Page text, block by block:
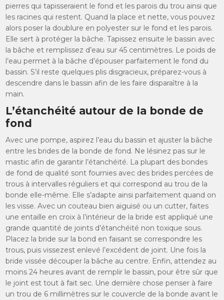
pierres qui tapisseraient le fond et les parois du trou ainsi que
les racines qui restent. Quand la place et nette, vous pouvez
alors poser la doublure en polyester sur le fond et les parois.
Elle sert à protéger la bâche. Tapissez ensuite le bassin avec
la bâche et remplissez d’eau sur 45 centimètres. Le poids de
l’eau permet à la bâche d’épouser parfaitement le fond du
bassin. S’il reste quelques plis disgracieux, préparez-vous à
descendre dans le bassin afin de les faire disparaître à la
main.
L’étanchéité autour de la bonde de
fond
Avec une pompe, aspirez l’eau du bassin et ajuster la bâche
entre les brides de la bonde de fond. Ne lésinez pas sur le
mastic afin de garantir l’étanchéité. La plupart des bondes
de fond de qualité sont fournies avec des brides percées de
trous à intervalles réguliers et qui correspond au trou de la
bonde elle-même. Elle s’adapte ainsi parfaitement quand on
les visse. Avec un couteau bien aiguisé ou un cutter, faites
une entaille en croix à l’intérieur de la bride est appliqué une
grande quantité de joints d’étanchéité non toxique sous.
Placez la bride sur la bond en faisant se correspondre les
trous, puis vissezest enlevé l’excédent de joint. Une fois la
bride vissée découper la bâche au centre. Enfin, attendez au
moins 24 heures avant de remplir le bassin, pour être sûr que
le joint est tout à fait sec. Une dernière chose penser à faire
un trou de 6 millimètres sur le couvercle de la bonde avant le